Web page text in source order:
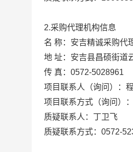
2.采购代理机构信息
名 称： 安吉精诚采购代
地 址： 安吉县昌硕街道
传 真： 0572-5028961
项目联系人（询问）：
项目联系方式（询问）：
质疑联系人： 丁卫飞
质疑联系方式： 0572-